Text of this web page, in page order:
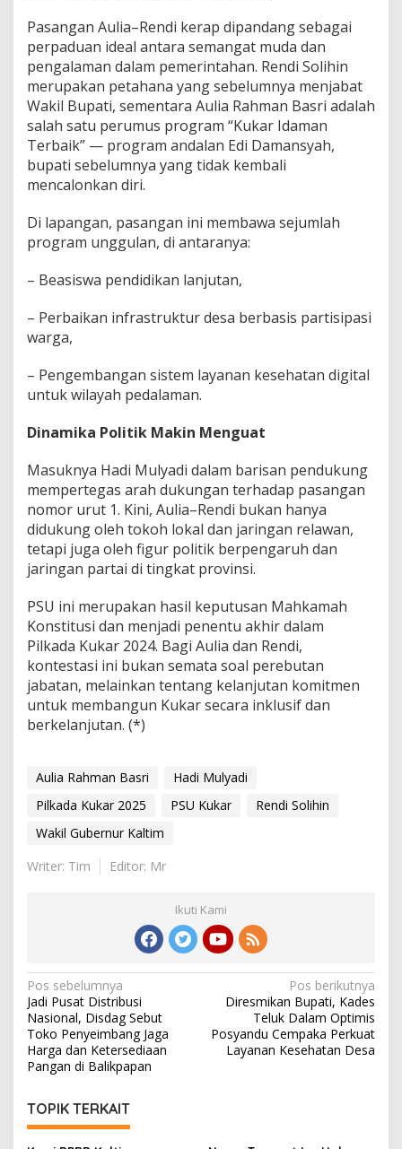
Pasangan Aulia–Rendi kerap dipandang sebagai
perpaduan ideal antara semangat muda dan
pengalaman dalam pemerintahan. Rendi Solihin
merupakan petahana yang sebelumnya menjabat
Wakil Bupati, sementara Aulia Rahman Basri adalah
salah satu perumus program “Kukar Idaman
Terbaik” — program andalan Edi Damansyah,
bupati sebelumnya yang tidak kembali
mencalonkan diri.
Di lapangan, pasangan ini membawa sejumlah
program unggulan, di antaranya:
– Beasiswa pendidikan lanjutan,
– Perbaikan infrastruktur desa berbasis partisipasi
warga,
– Pengembangan sistem layanan kesehatan digital
untuk wilayah pedalaman.
Dinamika Politik Makin Menguat
Masuknya Hadi Mulyadi dalam barisan pendukung
mempertegas arah dukungan terhadap pasangan
nomor urut 1. Kini, Aulia–Rendi bukan hanya
didukung oleh tokoh lokal dan jaringan relawan,
tetapi juga oleh figur politik berpengaruh dan
jaringan partai di tingkat provinsi.
PSU ini merupakan hasil keputusan Mahkamah
Konstitusi dan menjadi penentu akhir dalam
Pilkada Kukar 2024. Bagi Aulia dan Rendi,
kontestasi ini bukan semata soal perebutan
jabatan, melainkan tentang kelanjutan komitmen
untuk membangun Kukar secara inklusif dan
berkelanjutan. (*)
Aulia Rahman Basri
Hadi Mulyadi
Pilkada Kukar 2025
PSU Kukar
Rendi Solihin
Wakil Gubernur Kaltim
Writer: Tim
Editor: Mr
Ikuti Kami
Navigasi
pos
Pos sebelumnya
Jadi Pusat Distribusi
Nasional, Disdag Sebut
Toko Penyeimbang Jaga
Harga dan Ketersediaan
Pangan di Balikpapan
Pos berikutnya
Diresmikan Bupati, Kades
Teluk Dalam Optimis
Posyandu Cempaka Perkuat
Layanan Kesehatan Desa
TOPIK TERKAIT